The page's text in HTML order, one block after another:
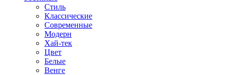
Стиль
Классические
Современные
Модерн
Хай-тек
Цвет
Белые
Венге